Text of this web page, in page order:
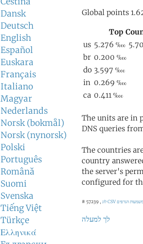
Dansk
Deutsch
English
Español
Euskara
Français
Italiano
Magyar
Nederlands
Norsk (bokmål)
Norsk (nynorsk)
Polski
Português
Română
Suomi
Svenska
Tiếng Việt
Türkçe
Ελληνικά
The units are in
DNS queries
The countries
country
the server's
configured for
# 57239 , לוג CSV
לך למעלה